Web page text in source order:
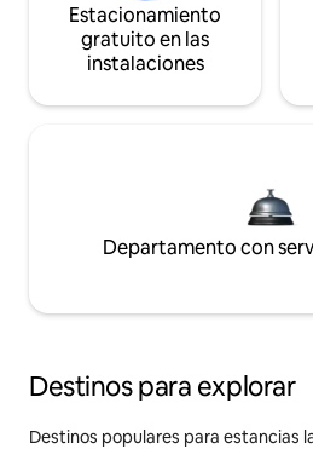
Estacionamiento
gratuito en las
instalaciones
Departamento con
Destinos para explorar
Destinos populares para estancias